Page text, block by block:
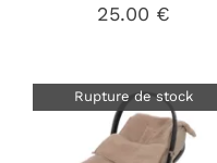
25.00 €
Rupture de stock
DÉTAILS